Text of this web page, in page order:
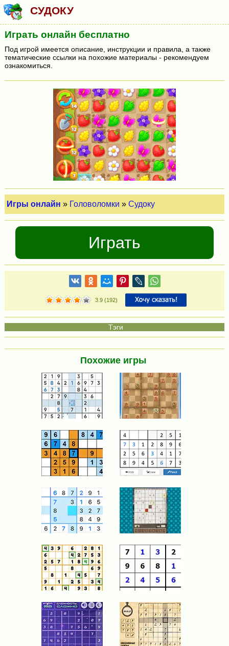
СУДОКУ
Играть онлайн бесплатно
Под игрой имеется описание, инструкции и правила, а также
тематические ссылки на похожие материалы - рекомендуем
ознакомиться.
Игры онлайн » Головоломки »Судоку
Играть
3.9(192)
Похожие игры